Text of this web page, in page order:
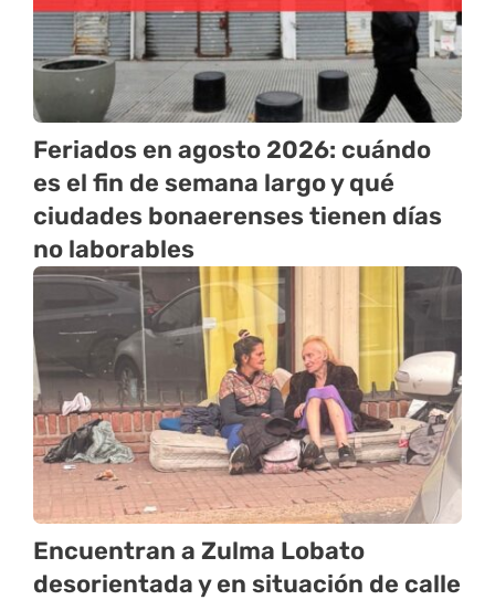
Feriados en agosto 2026: cuándo
es el fin de semana largo y qué
ciudades bonaerenses tienen días
no laborables
Encuentran a Zulma Lobato
desorientada y en situación de calle